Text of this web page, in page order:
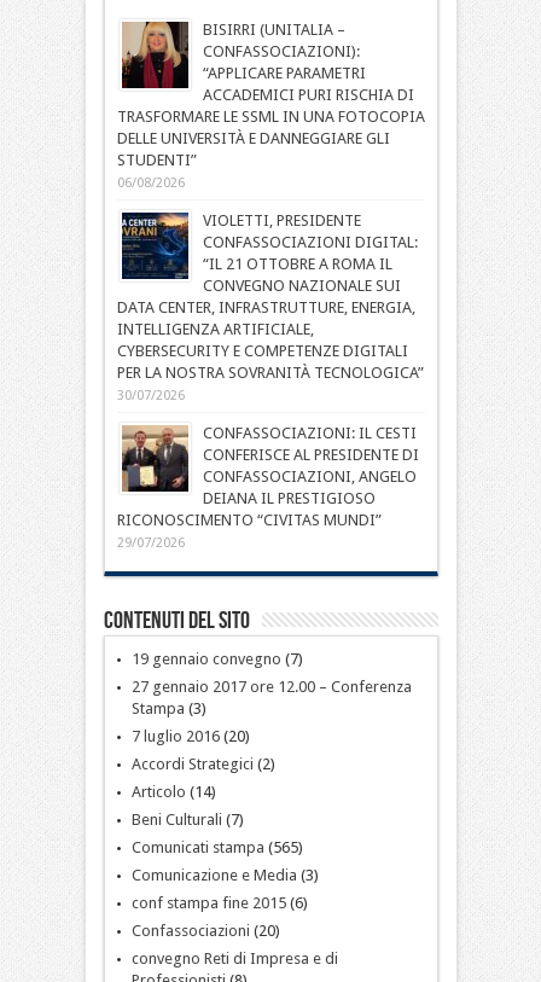
BISIRRI (UNITALIA –
CONFASSOCIAZIONI):
“APPLICARE PARAMETRI
ACCADEMICI PURI RISCHIA DI
TRASFORMARE LE SSML IN UNA FOTOCOPIA
DELLE UNIVERSITÀ E DANNEGGIARE GLI
STUDENTI”
06/08/2026
VIOLETTI, PRESIDENTE
CONFASSOCIAZIONI DIGITAL:
“IL 21 OTTOBRE A ROMA IL
CONVEGNO NAZIONALE SUI
DATA CENTER, INFRASTRUTTURE, ENERGIA,
INTELLIGENZA ARTIFICIALE,
CYBERSECURITY E COMPETENZE DIGITALI
PER LA NOSTRA SOVRANITÀ TECNOLOGICA”
30/07/2026
CONFASSOCIAZIONI: IL CESTI
CONFERISCE AL PRESIDENTE DI
CONFASSOCIAZIONI, ANGELO
DEIANA IL PRESTIGIOSO
RICONOSCIMENTO “CIVITAS MUNDI”
29/07/2026
Contenuti del sito
19 gennaio convegno (7)
27 gennaio 2017 ore 12.00 – Conferenza
Stampa (3)
7 luglio 2016(20)
Accordi Strategici (2)
Articolo (14)
Beni Culturali (7)
Comunicati stampa (565)
Comunicazione e Media (3)
conf stampa fine 2015(6)
Confassociazioni (20)
convegno Reti di Impresa e di